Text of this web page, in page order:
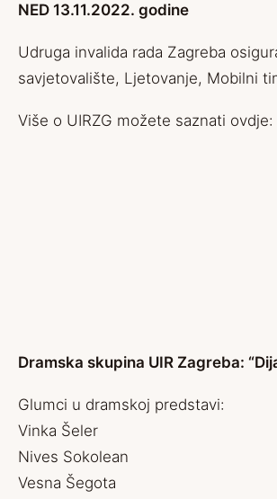
NED 13.11.2022. godine
Udruga invalida rada Zagreba
savjetovalište, Ljetovanje, Mobilni
Više o UIRZG možete saznati ovdje:
Dramska skupina UIR Zagreba:
Glumci u dramskoj predstavi:
Vinka Šeler
Nives Sokolean
Vesna Šegota